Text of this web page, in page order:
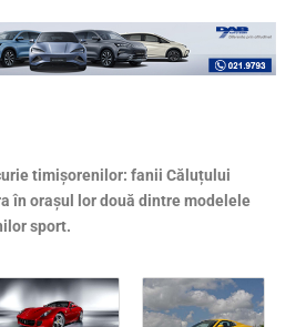
timișorenilor: fanii Căluțului
în orașul lor două dintre modelele
sport.